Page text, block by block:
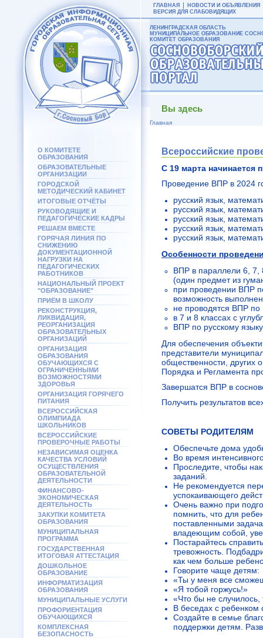
О КОМИТЕТЕ
ОБРАЗОВАНИЯ
ОБРАЗОВАТЕЛЬНЫЕ
ОРГАНИЗАЦИИ
ГОРОДСКОЙ
МЕТОДИЧЕСКИЙ КАБИНЕТ
ИТОГОВЫЕ ОТЧЁТЫ
РУКОВОДЯЩИЕ И
ПЕДАГОГИЧЕСКИЕ КАДРЫ
РЕШАЕМ ВМЕСТЕ
ГОРЯЧАЯ ЛИНИЯ ПО
СНИЖЕНИЮ
ДОКУМЕНТАЦИОННОЙ
НАГРУЗКИ НА
ПЕДАГОГИЧЕСКИХ
РАБОТНИКОВ
НАЦИОНАЛЬНЫЙ ПРОЕКТ
"ОБРАЗОВАНИЕ"
ПРИЁМ В ШКОЛУ
РЕКОНСТРУКЦИЯ,
ЛИКВИДАЦИЯ,
РЕОРГАНИЗАЦИЯ
ОБРАЗОВАТЕЛЬНЫХ
ОРГАНИЗАЦИЙ
ОРГАНИЗАЦИЯ
ОБРАЗОВАНИЯ
ОБУЧАЮЩИХСЯ С
ОГРАНИЧЕННЫМИ
ВОЗМОЖНОСТЯМИ
ЗДОРОВЬЯ
ОРГАНИЗАЦИЯ ГОРЯЧЕГО
ПИТАНИЯ
ВСЕРОССИЙСКАЯ
ОЛИМПИАДА
ШКОЛЬНИКОВ
ВСЕРОССИЙСКИЕ
ПРОВЕРОЧНЫЕ РАБОТЫ
НЕЗАВИСИМАЯ ОЦЕНКА
КАЧЕСТВА УСЛОВИЙ
ОСУЩЕСТВЛЕНИЯ
ОБРАЗОВАТЕЛЬНОЙ
ДЕЯТЕЛЬНОСТИ
ФИНАНСОВО-
ЭКОНОМИЧЕСКАЯ
ДЕЯТЕЛЬНОСТЬ
ЗАКУПКИ КОМИТЕТА
ОБРАЗОВАНИЯ
МУНИЦИПАЛЬНАЯ
ПРОГРАММА
ГОСУДАРСТВЕННАЯ
ИТОГОВАЯ АТТЕСТАЦИЯ
ДОШКОЛЬНОЕ
ОБРАЗОВАНИЕ
ИНФОРМАТИЗАЦИЯ
ОБРАЗОВАНИЯ
МУНИЦИПАЛЬНЫЕ УСЛУГИ
ПРОФОРИЕНТАЦИЯ
ОБУЧАЮЩИХСЯ
КОМПЛЕКСНАЯ
БЕЗОПАСНОСТЬ
ГЛАВНАЯ
НОВОСТИ И ОБЪЯВЛЕНИЯ
ВЕРСИЯ ДЛЯ СЛАБОВИДЯЩИХ
ЛЕНИНГРАДСКАЯ ОБЛАСТЬ
МУНИЦИПАЛЬНОЕ ОБРАЗОВАНИЕ
КОМИТЕТ ОБРАЗОВАНИЯ
Вы здесь
Главная
Всероссийские
С 19 марта начинается
Проведение ВПР в 2024
русский язык,
русский язык,
русский язык,
русский язык,
русский язык,
Особенности
ВПР в параллели 6, 7,
(один предмет из
при проведении ВПР
возможность
не проводятся ВПР по
в 7 и 8 классах с
ВПР по русскому
Для обеспечения
представители
общественности, других
Порядка и Регламента
Завершатся ВПР в
Получить результатов
СОВЕТЫ РОДИТЕЛЯМ
Обеспечьте дома
Во время
Проследите, чтобы
заданий.
Не рекомендуется
успокаивающего
Очень важно при
помнить, что для
поставленными
владеющим собой,
Постарайтесь
тревожность.
как чем больше
Говорите чаще детям:
«Ты у меня все
«Я тобой горжусь!»
«Что бы не
В беседах с ребенком
Создайте в семье
поддержки детям.